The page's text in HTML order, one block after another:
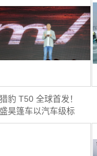
猎豹 T50 全球首发！
盛昊篷车以汽车级标
准…